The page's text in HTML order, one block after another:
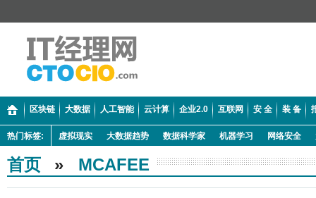
区块链 大数据 人工智能 云计算 企业2.0 互联网 安 全 装 备
热门标签: 虚拟现实 大数据趋势 数据科学家 机器学习 网络安全
首页 » MCAFEE